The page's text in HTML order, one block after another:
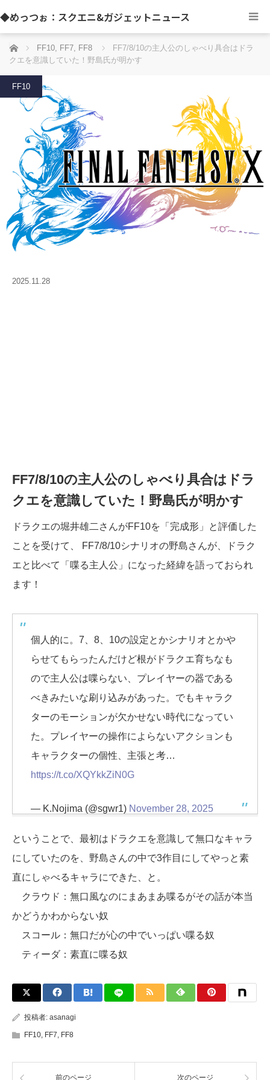
◆めっつぉ：スクエニ&ガジェットニュース
ホーム FF10, FF7, FF8
FF7/8/10の主人公のしゃべり具合はドラ
クエを意識していた！野島氏が明かす
FF10
2025.11.28
FF7/8/10の主人公のしゃべり具合はドラ
クエを意識していた！野島氏が明かす
ドラクエの堀井雄二さんがFF10を「完成形」と評価した
ことを受けて、 FF7/8/10シナリオの野島さんが、ドラク
エと比べて「喋る主人公」になった経緯を語っておられ
ます！
個人的に。7、8、10の設定とかシナリオとかや
らせてもらったんだけど根がドラクエ育ちなも
ので主人公は喋らない、プレイヤーの器である
べきみたいな刷り込みがあった。でもキャラク
ターのモーションが欠かせない時代になってい
た。プレイヤーの操作によらないアクションも
キャラクターの個性、主張と考…
https://t.co/XQYkkZiN0G
— K.Nojima (@sgwr1) November 28, 2025
ということで、最初はドラクエを意識して無口なキャラ
にしていたのを、野島さんの中で3作目にしてやっと素
直にしゃべるキャラにできた、と。
クラウド：無口風なのにまあまあ喋るがその話が本当
かどうかわからない奴
スコール：無口だが心の中でいっぱい喋る奴
ティーダ：素直に喋る奴
投稿者: asanagi
FF10 FF7 FF8
前のページ 次のページ